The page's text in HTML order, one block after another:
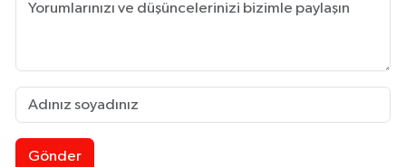
Gönder